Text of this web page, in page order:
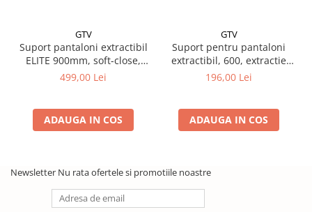
GTV
Suport pantaloni extractibil
ELITE 900mm, soft-close,
alb
499,00 Lei
ADAUGA IN COS
GTV
Suport pentru pantaloni
extractibil, 600, extractie
totala, antracit, soft-close
196,00 Lei
ADAUGA IN COS
Newsletter Nu rata ofertele si promotiile noastre